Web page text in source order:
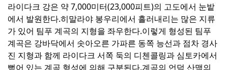
라이다크 강은 약 7,000미터(23,000피트)의 고도에서 눈밭
에서 발원한다.히말라야 봉우리에서 흘러내리는 많은 지류
가 있어 팀푸 계곡의 지형을 좌우한다.이렇게 형성된 팀푸
계곡은 강바닥에서 솟아오른 가파른 동쪽 능선과 점차 경사
진 지형과 함께 라이다크 서쪽 둑의 디첸콜링과 심토카에서
뻗어 있는 계곡 형성에 의해 구분된다.계곡의 언덕 산맥의